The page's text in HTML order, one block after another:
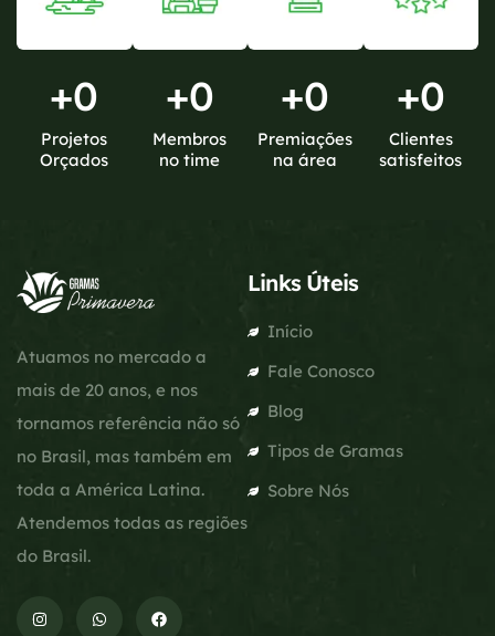
+0
Projetos
Orçados
+0
Membros
no time
+0
Premiações
na área
+0
Clientes
satisfeitos
Atuamos no mercado a
mais de 20 anos, e nos
tornamos referência não só
no Brasil, mas também em
toda a América Latina.
Atendemos todas as regiões
do Brasil.
Links Úteis
Início
Fale Conosco
Blog
Tipos de Gramas
Sobre Nós